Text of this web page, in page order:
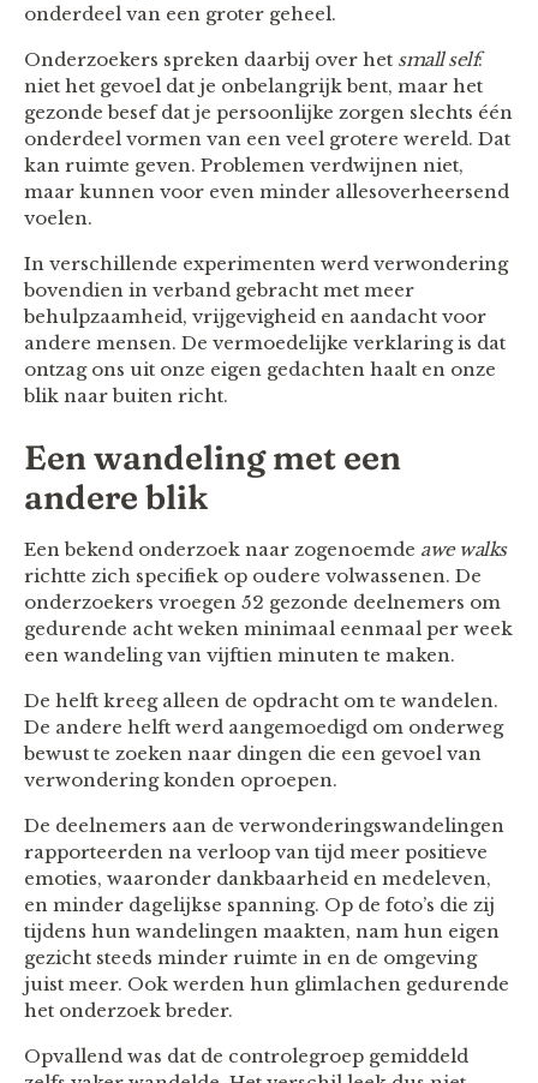
onderdeel van een groter geheel.
Onderzoekers spreken daarbij over het small self:
niet het gevoel dat je onbelangrijk bent, maar het
gezonde besef dat je persoonlijke zorgen slechts één
onderdeel vormen van een veel grotere wereld. Dat
kan ruimte geven. Problemen verdwijnen niet,
maar kunnen voor even minder allesoverheersend
voelen.
In verschillende experimenten werd verwondering
bovendien in verband gebracht met meer
behulpzaamheid, vrijgevigheid en aandacht voor
andere mensen. De vermoedelijke verklaring is dat
ontzag ons uit onze eigen gedachten haalt en onze
blik naar buiten richt.
Een wandeling met een
andere blik
Een bekend onderzoek naar zogenoemde awe walks
richtte zich specifiek op oudere volwassenen. De
onderzoekers vroegen 52 gezonde deelnemers om
gedurende acht weken minimaal eenmaal per week
een wandeling van vijftien minuten te maken.
De helft kreeg alleen de opdracht om te wandelen.
De andere helft werd aangemoedigd om onderweg
bewust te zoeken naar dingen die een gevoel van
verwondering konden oproepen.
De deelnemers aan de verwonderingswandelingen
rapporteerden na verloop van tijd meer positieve
emoties, waaronder dankbaarheid en medeleven,
en minder dagelijkse spanning. Op de foto’s die zij
tijdens hun wandelingen maakten, nam hun eigen
gezicht steeds minder ruimte in en de omgeving
juist meer. Ook werden hun glimlachen gedurende
het onderzoek breder.
Opvallend was dat de controlegroep gemiddeld